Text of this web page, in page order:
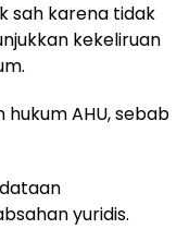
sah karena tidak
kekeliruan
AHU, sebab
yuridis.